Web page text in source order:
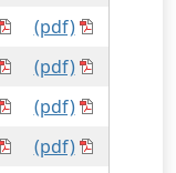
(pdf)
(pdf)
(pdf)
(pdf)